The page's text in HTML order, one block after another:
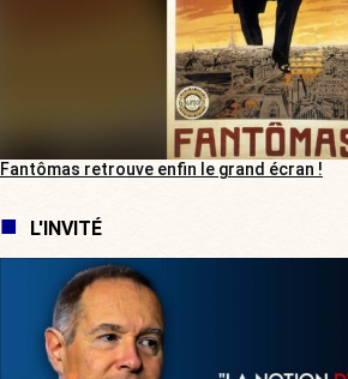
Fantômas retrouve enfin le grand écran !
L'INVITÉ